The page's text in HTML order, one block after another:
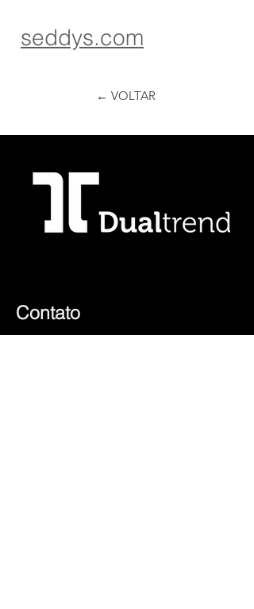
seddys.com
← VOLTAR
Contato